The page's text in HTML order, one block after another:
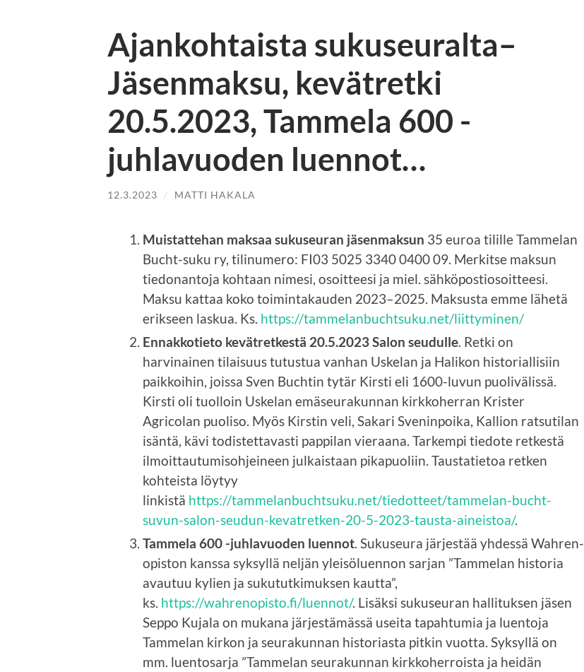
Ajankohtaista sukuseuralta–
Jäsenmaksu, kevätretki
20.5.2023, Tammela 600 -
juhlavuoden luennot…
12.3.2023 / MATTI HAKALA
Muistattehan maksaa sukuseuran jäsenmaksun 35 euroa tilille Tammelan
Bucht-suku ry, tilinumero: FI03 5025 3340 0400 09. Merkitse maksun
tiedonantoja kohtaan nimesi, osoitteesi ja miel. sähköpostiosoitteesi.
Maksu kattaa koko toimintakauden 2023–2025. Maksusta emme lähetä
erikseen laskua. Ks. https://tammelanbuchtsuku.net/liittyminen/
Ennakkotieto kevätretkestä 20.5.2023 Salon seudulle . Retki on
harvinainen tilaisuus tutustua vanhan Uskelan ja Halikon historiallisiin
paikkoihin, joissa Sven Buchtin tytär Kirsti eli 1600-luvun puolivälissä.
Kirsti oli tuolloin Uskelan emäseurakunnan kirkkoherran Krister
Agricolan puoliso. Myös Kirstin veli, Sakari Sveninpoika, Kallion ratsutilan
isäntä, kävi todistettavasti pappilan vieraana. Tarkempi tiedote retkestä
ilmoittautumisohjeineen julkaistaan pikapuoliin. Taustatietoa retken
kohteista löytyy
linkistä https://tammelanbuchtsuku.net/tiedotteet/tammelan-bucht-
suvun-salon-seudun-kevatretken-20-5-2023-tausta-aineistoa/.
Tammela 600 -juhlavuoden luennot . Sukuseura järjestää yhdessä Wahren-
opiston kanssa syksyllä neljän yleisöluennon sarjan ”Tammelan historia
avautuu kylien ja sukututkimuksen kautta”,
ks. https://wahrenopisto.fi/luennot/. Lisäksi sukuseuran hallituksen jäsen
Seppo Kujala on mukana järjestämässä useita tapahtumia ja luentoja
Tammelan kirkon ja seurakunnan historiasta pitkin vuotta. Syksyllä on
mm. luentosarja ”Tammelan seurakunnan kirkkoherroista ja heidän